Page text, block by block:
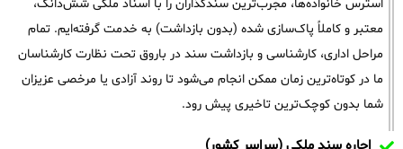
استرس خانواده‌ها، مجرب‌ترین سندگذاران را با اسناد ملکی شش‌دانگ،
معتبر و کاملاً پاک‌سازی شده (بدون بازداشت) به خدمت گرفته‌ایم. تمام
مراحل اداری، کارشناسی و بازداشت سند در باروق تحت نظارت کارشناسان
ما در کوتاه‌ترین زمان ممکن انجام می‌شود تا روند آزادی یا مرخصی عزیزان
شما بدون کوچک‌ترین تاخیری پیش رود.